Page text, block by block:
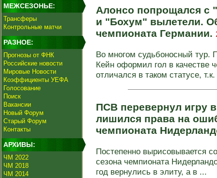
МЕЖСЕЗОНЬЕ:
Трансферы
Контрольные матчи
РАЗНОЕ:
Прогнозы от ФНК
Российские новости
Мировые Новости
Коэффициенты УЕФА
Голосование
Поиск
Вакансии
Новый Форум
Старый Форум
Контакты
АРХИВЫ:
ЧМ 2022
ЧМ 2018
ЧМ 2014
Алонсо попрощался с
и "Бохум" вылетели.
чемпионата Германии.
Во многом судьбоносный тур.
Кейн оформил гол в качестве
отличался в таком статусе,
ПСВ перевернул игру
лишился права на
чемпионата
Постепенно вырисовывается
сезона чемпионата
год вернулись в элиту, а в ...